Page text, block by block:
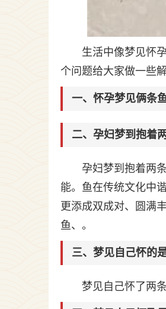
生活中像梦见怀
个问题给大家做一些解
一、怀孕梦见俩条
二、孕妇梦到抱着
孕妇梦到抱着两
能。鱼在传统文化中
更添成双成对、圆满
鱼、。
三、梦见自己怀的
梦见自己怀了两